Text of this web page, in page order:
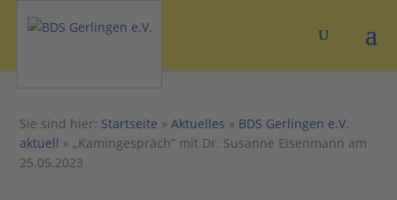
Sie sind hier: Startseite »Aktuelles » BDS Gerlingen e.V.
aktuell » „Kamingespräch” mit Dr. Susanne Eisenmann am
25.05.2023